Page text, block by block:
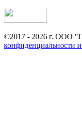
©2017 - 2026 г. ООО
конфиденциальности